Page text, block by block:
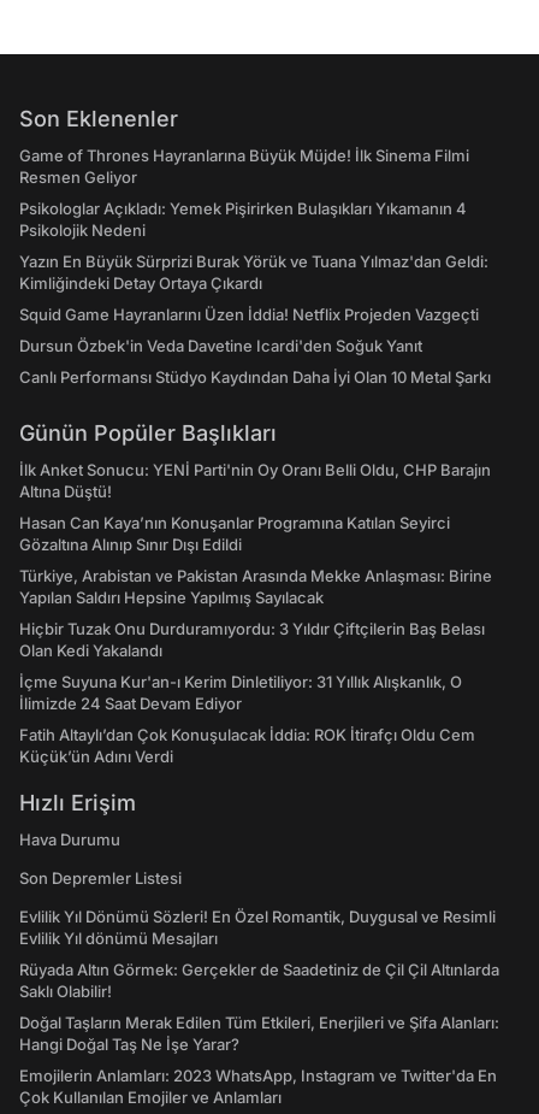
Son Eklenenler
Game of Thrones Hayranlarına Büyük Müjde! İlk Sinema Filmi
Resmen Geliyor
Psikologlar Açıkladı: Yemek Pişirirken Bulaşıkları Yıkamanın 4
Psikolojik Nedeni
Yazın En Büyük Sürprizi Burak Yörük ve Tuana Yılmaz'dan Geldi:
Kimliğindeki Detay Ortaya Çıkardı
Squid Game Hayranlarını Üzen İddia! Netflix Projeden Vazgeçti
Dursun Özbek'in Veda Davetine Icardi'den Soğuk Yanıt
Canlı Performansı Stüdyo Kaydından Daha İyi Olan 10 Metal Şarkı
Günün Popüler Başlıkları
İlk Anket Sonucu: YENİ Parti'nin Oy Oranı Belli Oldu, CHP Barajın
Altına Düştü!
Hasan Can Kaya’nın Konuşanlar Programına Katılan Seyirci
Gözaltına Alınıp Sınır Dışı Edildi
Türkiye, Arabistan ve Pakistan Arasında Mekke Anlaşması: Birine
Yapılan Saldırı Hepsine Yapılmış Sayılacak
Hiçbir Tuzak Onu Durduramıyordu: 3 Yıldır Çiftçilerin Baş Belası
Olan Kedi Yakalandı
İçme Suyuna Kur'an-ı Kerim Dinletiliyor: 31 Yıllık Alışkanlık, O
İlimizde 24 Saat Devam Ediyor
Fatih Altaylı’dan Çok Konuşulacak İddia: ROK İtirafçı Oldu Cem
Küçük’ün Adını Verdi
Hızlı Erişim
Hava Durumu
Son Depremler Listesi
Evlilik Yıl Dönümü Sözleri! En Özel Romantik, Duygusal ve Resimli
Evlilik Yıl dönümü Mesajları
Rüyada Altın Görmek: Gerçekler de Saadetiniz de Çil Çil Altınlarda
Saklı Olabilir!
Doğal Taşların Merak Edilen Tüm Etkileri, Enerjileri ve Şifa Alanları:
Hangi Doğal Taş Ne İşe Yarar?
Emojilerin Anlamları: 2023 WhatsApp, Instagram ve Twitter'da En
Çok Kullanılan Emojiler ve Anlamları